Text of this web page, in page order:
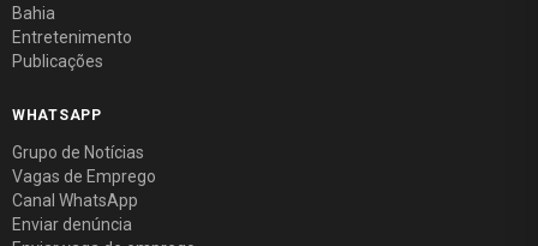
Bahia
Entretenimento
Publicações
WHATSAPP
Grupo de Notícias
Vagas de Emprego
Canal WhatsApp
Enviar denúncia